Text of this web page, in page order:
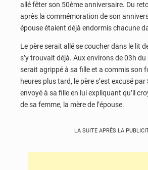
allé fêter son 50ème anniversaire. Du
après la commémoration de son
épouse étaient déjà endormis chacune
Le père serait allé se coucher dans le lit
s’y trouvait déjà. Aux environs de 03h du
serait agrippé à sa fille et a commis son
heures plus tard, le père s’est excusé par
envoyé à sa fille en lui expliquant qu’il
de sa femme, la mère de l’épouse.
LA SUITE APRÈS LA